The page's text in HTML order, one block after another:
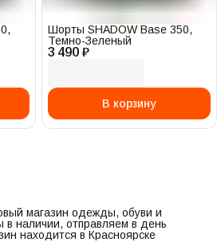
3 490 ₽
Шорты SHADOW Base 350,
Темно-Зеленый
В корзину
магазин одежды, обуви и
в наличии, отправляем в день
находится в Красноярске